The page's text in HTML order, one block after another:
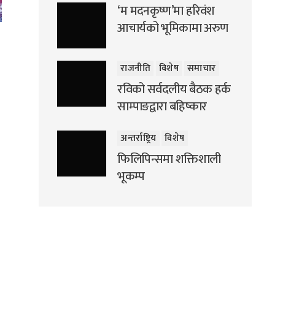
‘म मदनकृष्ण’मा हरिवंश
आचार्यको भूमिकामा अरुण
राजनीति विशेष समाचार
रविको सर्वदलीय बैठक हर्क
साम्पाङद्वारा बहिष्कार
अन्तर्राष्ट्रिय विशेष
फिलिपिन्समा शक्तिशाली
भूकम्प